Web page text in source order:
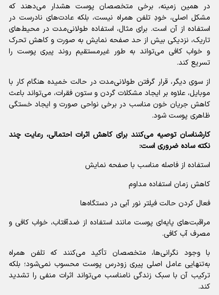
در همین زمینه، برخی متخصصان پوست هشدار می‌دهند که
مشکل اصلی، خودِ تلفن همراه نیست، بلکه عادت‌های نادرست در
استفاده از آن است. برای مثال، استفاده طولانی‌مدت در محیط‌های
تاریک، نزدیکی بیش از حد صفحه نمایش به صورت و کاهش تحرک
و خواب کافی می‌تواند به طور غیرمستقیم روند پیری پوست را
تسریع کند.
از سوی دیگر، قرار گرفتن طولانی‌مدت در حالت خمیده هنگام کار با
موبایل، علاوه بر ایجاد مشکلات گردن و ستون فقرات، می‌تواند باعث
کاهش جریان خون مناسب در برخی نواحی صورت و ایجاد خستگی
ظاهری پوست شود.
کارشناسان توصیه می‌کنند برای کاهش اثرات احتمالی، رعایت چند
نکته ساده ضروری است:
استفاده از فاصله مناسب با صفحه نمایش
کاهش زمان استفاده مداوم
فعال کردن حالت فیلتر نور آبی در دستگاه‌ها
مراقبت‌های پایه‌ای پوست مانند استفاده از ضدآفتاب، خواب کافی و
مصرف آب کافی.
با وجود نگرانی‌ها، متخصصان تأکید می‌کنند که تلفن همراه
به‌تنهایی عامل اصلی پیری زودرس پوست محسوب نمی‌شود؛ بلکه
ترکیب آن با سبک زندگی نامناسب می‌تواند اثرات منفی را تشدید
کند.